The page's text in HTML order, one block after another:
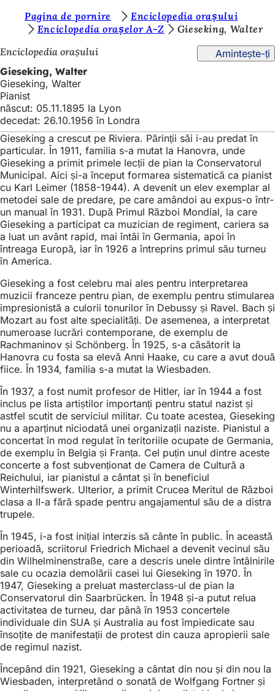
Salt la conținut
n
t
e
ț
i
a
i
c
i
:
Pagina de pornire
Enciclopedia orașului
Enciclopedia orașelor A-Z
Gieseking, Walter
Enciclopedia orașului
Amintește-ți
Gieseking, Walter
Gieseking, Walter
Pianist
născut: 05.11.1895 la Lyon
decedat: 26.10.1956 în Londra
Gieseking a crescut pe Riviera. Părinții săi i-au predat în
particular. În 1911, familia s-a mutat la Hanovra, unde
Gieseking a primit primele lecții de pian la Conservatorul
Municipal. Aici și-a început formarea sistematică ca pianist
cu Karl Leimer (1858-1944). A devenit un elev exemplar al
metodei sale de predare, pe care amândoi au expus-o într-
un manual în 1931. După Primul Război Mondial, la care
Gieseking a participat ca muzician de regiment, cariera sa
a luat un avânt rapid, mai întâi în Germania, apoi în
întreaga Europă, iar în 1926 a întreprins primul său turneu
în America.
Gieseking a fost celebru mai ales pentru interpretarea
muzicii franceze pentru pian, de exemplu pentru stimularea
impresionistă a culorii tonurilor în Debussy și Ravel. Bach și
Mozart au fost alte specialități. De asemenea, a interpretat
numeroase lucrări contemporane, de exemplu de
Rachmaninov și Schönberg. În 1925, s-a căsătorit la
Hanovra cu fosta sa elevă Anni Haake, cu care a avut două
fiice. În 1934, familia s-a mutat la Wiesbaden.
În 1937, a fost numit profesor de Hitler, iar în 1944 a fost
inclus pe lista artiștilor importanți pentru statul nazist și
astfel scutit de serviciul militar. Cu toate acestea, Gieseking
nu a aparținut niciodată unei organizații naziste. Pianistul a
concertat în mod regulat în teritoriile ocupate de Germania,
de exemplu în Belgia și Franța. Cel puțin unul dintre aceste
concerte a fost subvenționat de Camera de Cultură a
Reichului, iar pianistul a cântat și în beneficiul
Winterhilfswerk. Ulterior, a primit Crucea Meritul de Război
clasa a II-a fără spade pentru angajamentul său de a distra
trupele.
În 1945, i-a fost inițial interzis să cânte în public. În această
perioadă, scriitorul Friedrich Michael a devenit vecinul său
din Wilhelminenstraße, care a descris unele dintre întâlnirile
sale cu ocazia demolării casei lui Gieseking în 1970. În
1947, Gieseking a preluat masterclass-ul de pian la
Conservatorul din Saarbrücken. În 1948 și-a putut relua
activitatea de turneu, dar până în 1953 concertele
individuale din SUA și Australia au fost împiedicate sau
însoțite de manifestații de protest din cauza apropierii sale
de regimul nazist.
Începând din 1921, Gieseking a cântat din nou și din nou la
Wiesbaden, interpretând o sonată de Wolfgang Fortner și